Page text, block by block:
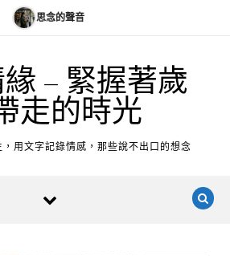
思念的聲音
– 緊握著歲
走的時光
用文字記錄情感，那些說不出口的想念